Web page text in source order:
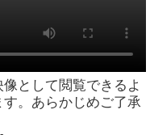
として閲覧できるよ
。あらかじめご了承